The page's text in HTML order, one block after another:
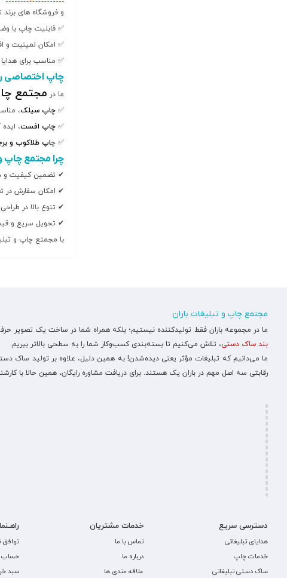
و فروشگاه های
✅ قابلیت چاپ با
✅ امکان لمینیت و
✅ مناسب برای
چاپ اختصاصی
ما در مجتمع
✅ چاپ سیلک،
✅ چاپ افست،
✅ چاپ طلاکوب و
چرا مجتمع چاپ
✔ تضمین کیفیت و
✔ امکان سفارش در
✔ تنوع بالا در
✔ تحویل سریع و
با مجمتع چاپ و
مجتمع چاپ و تبلیغات باران
ما در مجموعه باران فقط تولیدکننده نیستیم؛ بلکه همراه شما در ساخت یک تصویر
بند ساک دستی، تلاش می‌کنیم تا بسته‌بندی کسب‌وکار شما را به سطحی بالاتر ببریم.
ما می‌دانیم که تبلیغات مؤثر یعنی دیده‌شدن! به همین دلیل، علاوه بر تولید ساک
رقابتی سه اصل مهم در باران پک هستند. برای دریافت مشاوره رایگان، همین حالا با
دسترسی سریع
هدایای تبلیغاتی
خدمات چاپ
ساک دستی تبلیغاتی
خدمات مشتریان
تماس با ما
درباره ما
علاقه مندی ها
توافق
حساب
سبد